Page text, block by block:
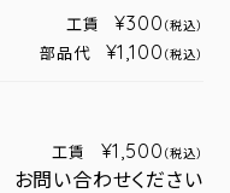
工賃 ¥300 （税込）
部品代 ¥1,100 （税込）
工賃 ¥1,500 （税込）
お問い合わせください